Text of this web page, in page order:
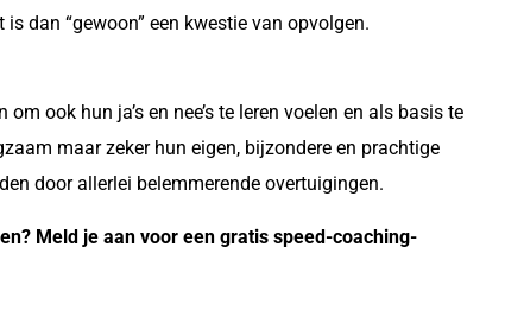
dan “gewoon” een kwestie van opvolgen.
ook hun ja’s en nee’s te leren voelen en als basis te
maar zeker hun eigen, bijzondere en prachtige
door allerlei belemmerende overtuigingen.
Meld je aan voor een gratis speed-coaching-